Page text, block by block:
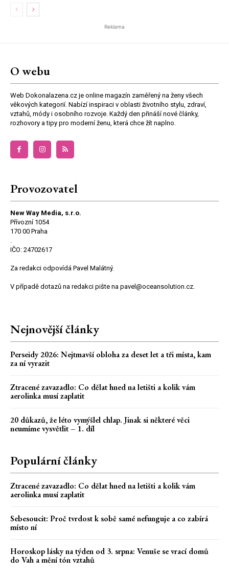
Reklama
O webu
Web Dokonalazena.cz je online magazín zaměřený na ženy všech
věkových kategorií. Nabízí inspiraci v oblasti životního stylu, zdraví,
vztahů, módy i osobního rozvoje. Každý den přináší nové články,
rozhovory a tipy pro moderní ženu, která chce žít naplno.
Provozovatel
New Way Media, s.r.o.
Přívozní 1054
170 00 Praha
.
IČO: 24702617
Za redakci odpovídá Pavel Malátný.
V případě dotazů na redakci pište na pavel@oceansolution.cz.
Nejnovější články
Perseidy 2026: Nejtmavší obloha za deset let a tři místa, kam
za ní vyrazit
Ztracené zavazadlo: Co dělat hned na letišti a kolik vám
aerolinka musí zaplatit
20 důkazů, že léto vymýšlel chlap. Jinak si některé věci
neumíme vysvětlit – 1. díl
Populární články
Ztracené zavazadlo: Co dělat hned na letišti a kolik vám
aerolinka musí zaplatit
Sebesoucit: Proč tvrdost k sobě samé nefunguje a co zabírá
místo ní
Horoskop lásky na týden od 3. srpna: Venuše se vrací domů
do Vah a mění tón vztahů